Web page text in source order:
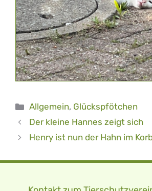
Kategorien
Allgemein, Glückspfötchen
Der kleine Hannes zeigt sich
Henry ist nun der Hahn im